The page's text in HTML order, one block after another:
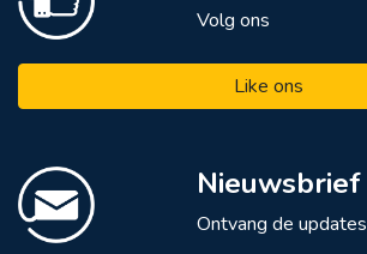
Volg ons
Like ons
Nieuwsbrief
Ontvang de updates